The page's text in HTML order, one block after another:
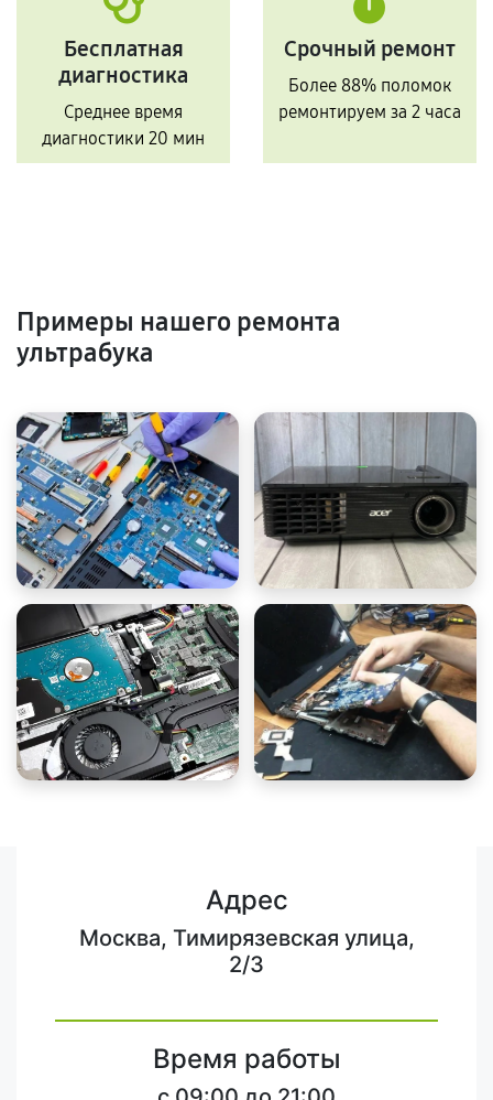
Бесплатная
диагностика
Среднее время
диагностики 20 мин
Срочный ремонт
Более 88% поломок
ремонтируем за 2 часа
Примеры нашего ремонта
ультрабука
Адрес
Москва, Тимирязевская улица,
2/3
Время работы